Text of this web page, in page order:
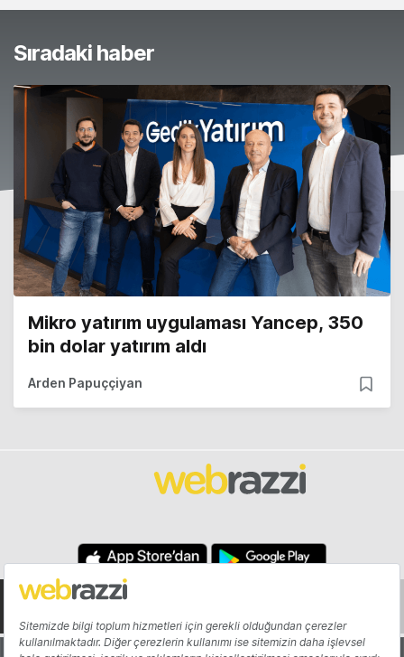
Sıradaki haber
Mikro yatırım uygulaması Yancep, 350
bin dolar yatırım aldı
Arden Papuççiyan